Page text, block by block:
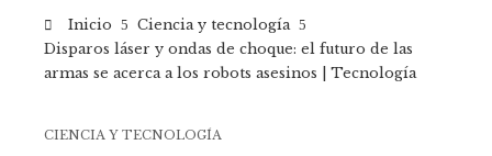
Inicio
Ciencia y tecnología
Disparos láser y ondas de choque: el futuro de las
armas se acerca a los robots asesinos | Tecnología
CIENCIA Y TECNOLOGÍA